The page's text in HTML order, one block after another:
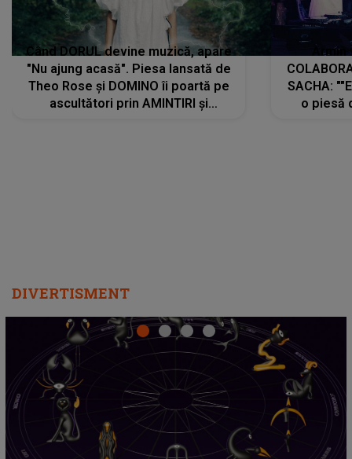
Când DORUL devine muzică, apare
"Nu ajung acasă". Piesa lansată de
Theo Rose și DOMINO îi poartă pe
ascultători prin AMINTIRI și
SACHA:
o piesă
DIVERTISMENT